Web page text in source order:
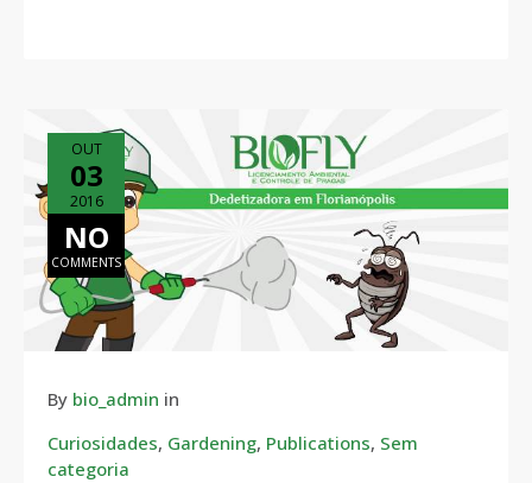
OUT
03
2016
NO
COMMENTS
By bio_admin in
Curiosidades, Gardening, Publications, Sem
categoria